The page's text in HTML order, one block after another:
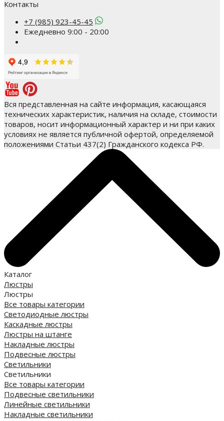
Контакты
+7 (985) 923-45-45
Ежедневно 9:00 - 20:00
Вся представленная на сайте информация, касающаяся
технических характеристик, наличия на складе, стоимости
товаров, носит информационный характер и ни при каких
условиях не является публичной офертой, определяемой
положениями Статьи 437(2) Гражданского кодекса РФ.
Каталог
Люстры
Люстры
Все товары категории
Светодиодные люстры
Каскадные люстры
Люстры на штанге
Накладные люстры
Подвесные люстры
Светильники
Светильники
Все товары категории
Подвесные светильники
Линейные светильники
Накладные светильники